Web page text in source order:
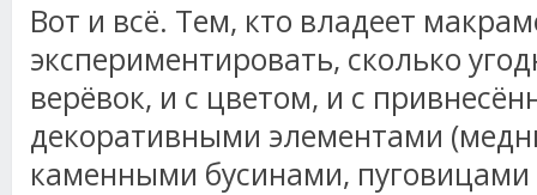
Вот и всё. Тем, кто владеет
экспериментировать, сколько
верёвок, и с цветом, и с
декоративными элементами
каменными бусинами,